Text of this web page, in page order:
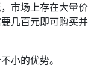
市场上存在大量价
几百元即可购买并
小的优势。